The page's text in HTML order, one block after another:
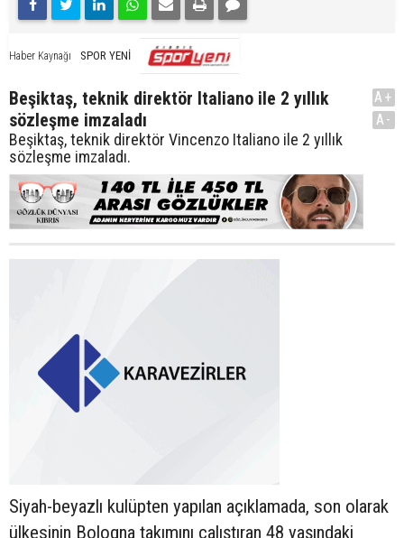
Haber Kaynağı SPOR YENİ
Beşiktaş, teknik direktör Italiano ile 2 yıllık
sözleşme imzaladı
Beşiktaş, teknik direktör Vincenzo Italiano ile 2 yıllık
sözleşme imzaladı.
A+
A-
Siyah-beyazlı kulüpten yapılan açıklamada, son olarak
ülkesinin Bologna takımını çalıştıran 48 yaşındaki